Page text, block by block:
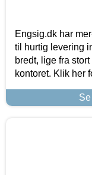
Engsig.dk har
til hurtig levering
bredt, lige fra
kontoret. Klik her